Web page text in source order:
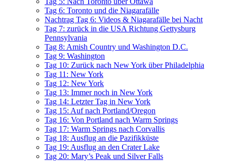
Tag 6: Toronto und die Niagarafälle
Nachtrag Tag 6: Videos & Niagarafälle bei Nacht
Tag 7: zurück in die USA Richtung Gettysburg
Pennsylvania
Tag 8: Amish Country und Washington D.C.
Tag 9: Washington
Tag 10: Zurück nach New York über Philadelphia
Tag 11: New York
Tag 12: New York
Tag 13: Immer noch in New York
Tag 14: Letzter Tag in New York
Tag 15: Auf nach Portland/Oregon
Tag 16: Von Portland nach Warm Springs
Tag 17: Warm Springs nach Corvallis
Tag 18: Ausflug an die Pazifikküste
Tag 19: Ausflug an den Crater Lake
Tag 20: Mary’s Peak und Silver Falls